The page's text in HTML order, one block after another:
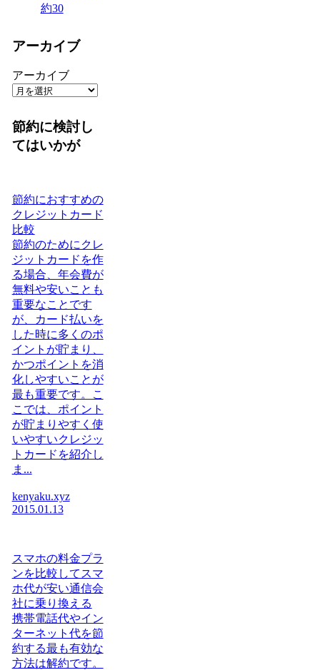
約30
アーカイブ
アーカイブ
節約に検討し
てはいかが
節約におすすめの
クレジットカード
比較
節約のためにクレ
ジットカードを作
る場合、年会費が
無料や安いことも
重要なことです
が、カード払いを
した時に多くのポ
イントが貯まり、
かつポイントを消
化しやすいことが
最も重要です。こ
こでは、ポイント
が貯まりやすく使
いやすいクレジッ
トカードを紹介し
ま...
kenyaku.xyz
2015.01.13
スマホの料金プラ
ンを比較してスマ
ホ代が安い通信会
社に乗り換える
携帯電話代やイン
ターネット代を節
約する最も有効な
方法は解約です。